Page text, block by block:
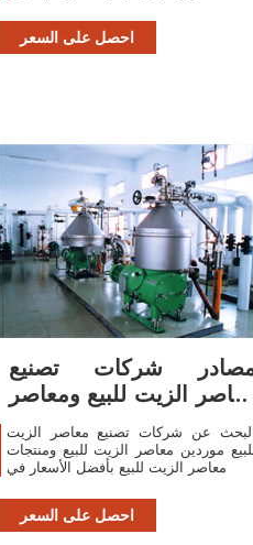
، على التوالي.
احصل على السعر
شركات تصنيع
معاصر الزيت للبيع ومعاصر
الزيت للبيع في
البحث عن شركات تصنيع معاصر الزيت
موردين معاصر الزيت للبيع ومنتجات
معاصر الزيت للبيع بأفضل الأسعار في
احصل على السعر